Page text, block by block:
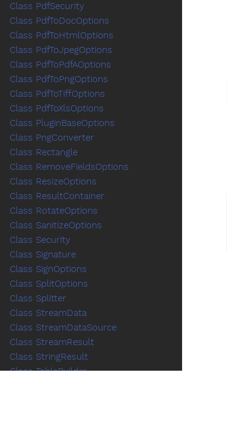
Class PdfSecurity
Class PdfToDocOptions
Class PdfToHtmlOptions
Class PdfToJpegOptions
Class PdfToPdfAOptions
Class PdfToPngOptions
Class PdfToTiffOptions
Class PdfToXlsOptions
Class PluginBaseOptions
Class PngConverter
Class Rectangle
Class RemoveFieldsOptions
Class ResizeOptions
Class ResultContainer
Class RotateOptions
Class SanitizeOptions
Class Security
Class Signature
Class SignOptions
Class SplitOptions
Class Splitter
Class StreamData
Class StreamDataSource
Class StreamResult
Class StringResult
Class TableBuilder